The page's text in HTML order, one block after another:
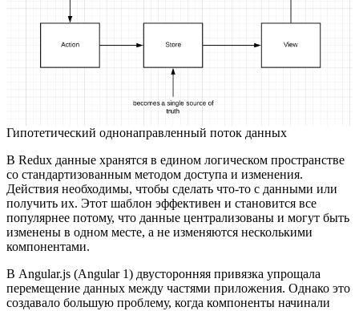
Гипотетический однонаправленный поток данных
В Redux данные хранятся в едином логическом пространстве
со стандартизованным методом доступа и изменения.
Действия необходимы, чтобы сделать что-то с данными или
получить их. Этот шаблон эффективен и становится все
популярнее потому, что данные централизованы и могут быть
изменены в одном месте, а не изменяются несколькими
компонентами.
В Angular.js (Angular 1) двусторонняя привязка упрощала
перемещение данных между частями приложения. Однако это
создавало большую проблему, когда компоненты начинали